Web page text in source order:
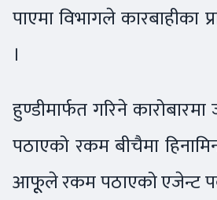
पाएमा विभागले कारबाहीका
।
हुण्डीमार्फत गरिने
पठाएको रकम बीचैमा
आफूूले रकम पठाएको एजेन्ट